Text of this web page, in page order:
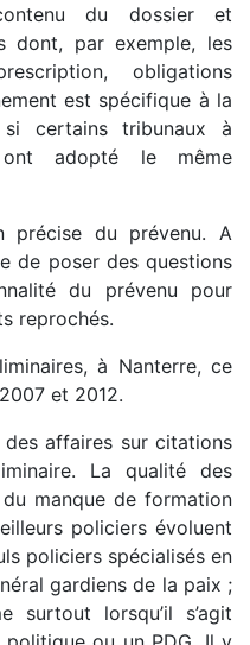
du dossier et
dont, par exemple, les
obligations
est spécifique à la
si certains tribunaux à
adopté le même
précise du prévenu. A
de poser des questions
du prévenu pour
reprochés.
à Nanterre, ce
et 2012.
affaires sur citations
La qualité des
manque de formation
policiers évoluent
policiers spécialisés en
gardiens de la paix ;
surtout lorsqu’il s’agit